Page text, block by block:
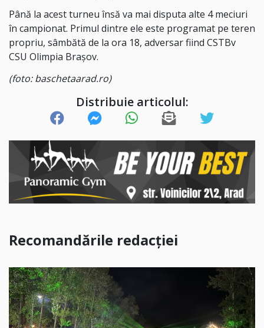
Până la acest turneu însă va mai disputa alte 4 meciuri
în campionat. Primul dintre ele este programat pe teren
propriu, sâmbătă de la ora 18, adversar fiind CSTBv
CSU Olimpia Brașov.
(foto: baschetaarad.ro)
Distribuie articolul:
Recomandările redacției